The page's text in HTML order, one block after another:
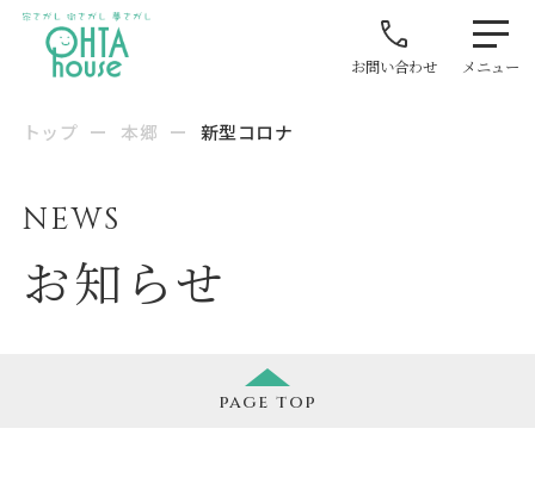
お問い合わせ メニュー
トップ ー 本郷 ー 新型コロナ
NEWS
お知らせ
page top